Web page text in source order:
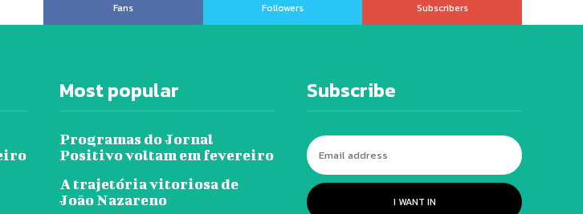
Fans
Followers
Subscribers
Most popular
Programas do Jornal
Positivo voltam em fevereiro
A trajetória vitoriosa de
João Nazareno
Subscribe
I WANT IN